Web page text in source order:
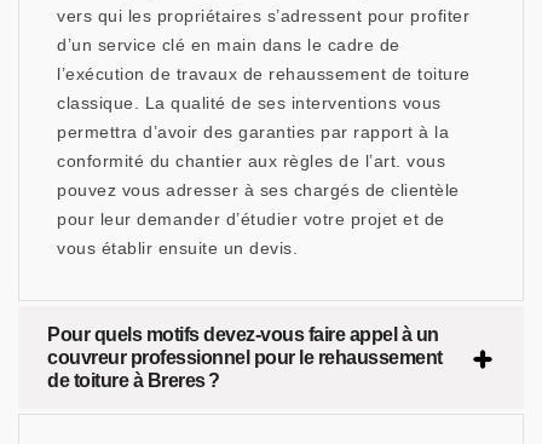
vers qui les propriétaires s’adressent pour profiter
d’un service clé en main dans le cadre de
l’exécution de travaux de rehaussement de toiture
classique. La qualité de ses interventions vous
permettra d’avoir des garanties par rapport à la
conformité du chantier aux règles de l’art. vous
pouvez vous adresser à ses chargés de clientèle
pour leur demander d’étudier votre projet et de
vous établir ensuite un devis.
Pour quels motifs devez-vous faire appel à un
couvreur professionnel pour le rehaussement
de toiture à Breres ?